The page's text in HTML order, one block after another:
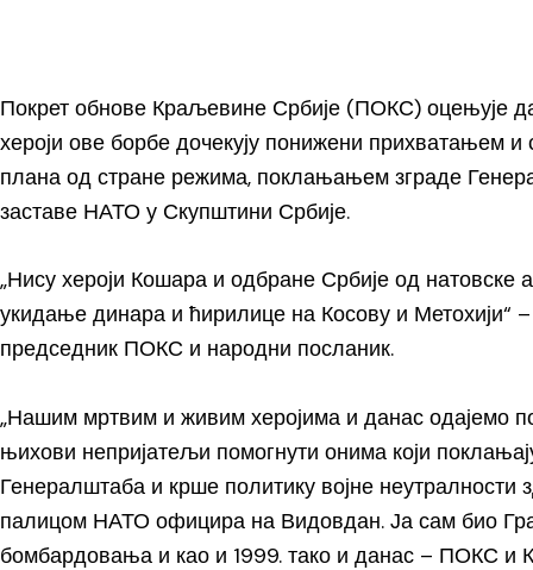
Покрет обнове Краљевине Србије (ПОКС) оцењује
хероји ове борбе дочекују понижени прихватањем
плана од стране режима, поклањањем зграде
заставе НАТО у Скупштини Србије.
„Нису хероји Кошара и одбране Србије од натовске
укидање динара и ћирилице на Косову и Метохији“
председник ПОКС и народни посланик.
„Нашим мртвим и живим херојима и данас одајемо
њихови непријатељи помогнути онима који
Генералштаба и крше политику војне
палицом НАТО официра на Видовдан. Ја сам био
бомбардовања и као и 1999. тако и данас – ПОКС и